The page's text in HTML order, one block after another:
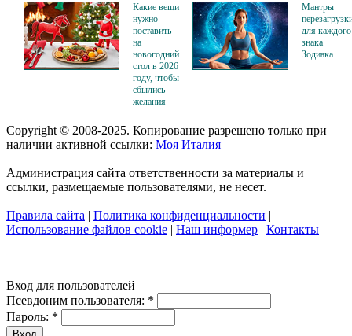
Какие вещи
нужно
поставить
на
новогодний
стол в 2026
году, чтобы
сбылись
желания
Мантры
для каждого
знака
Зодиака
Copyright © 2008-2025. Копирование разрешено только при
наличии активной ссылки: Моя Италия
Администрация сайта ответственности за материалы и
ссылки, размещаемые пользователями, не несет.
Правила сайта | Политика конфиденциальности |
Использование файлов cookie | Наш информер | Контакты
Вход для пользователей
Псевдоним пользователя: *
Пароль: *